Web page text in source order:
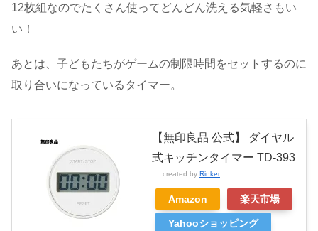
12枚組なのでたくさん使ってどんどん洗える気軽さもい
い！
あとは、子どもたちがゲームの制限時間をセットするのに
取り合いになっているタイマー。
【無印良品 公式】 ダイヤル
式キッチンタイマー TD‐393
created by Rinker
Amazon 楽天市場
Yahooショッピング